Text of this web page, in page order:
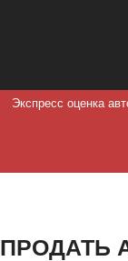
Экспресс оценка
ПРОДАТЬ